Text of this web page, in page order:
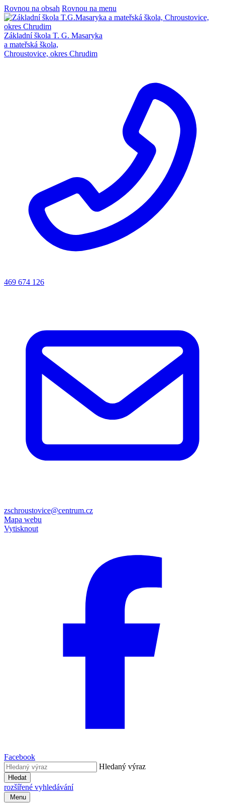
Rovnou na obsah Rovnou na menu
Základní škola T. G. Masaryka
a mateřská škola,
Chroustovice, okres Chrudim
469 674 126
zschroustovice@centrum.cz
Mapa webu
Vytisknout
Facebook
Hledaný výraz
Hledat
rozšířené vyhledávání
Menu